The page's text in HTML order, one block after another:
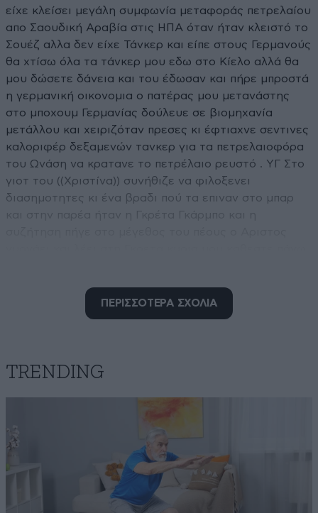
είχε κλείσει μεγάλη συμφωνία μεταφοράς πετρελαίου
απο Σαουδική Αραβία στις ΗΠΑ όταν ήταν κλειστό το
Σουέζ αλλα δεν είχε Τάνκερ και είπε στους Γερμανούς
θα χτίσω όλα τα τάνκερ μου εδω στο Κίελο αλλά θα
μου δώσετε δάνεια και του έδωσαν και πήρε μπροστά
η γερμανική οικονομια ο πατέρας μου μετανάστης
στο μποχουμ Γερμανίας δούλευε σε βιομηχανία
μετάλλου και χειριζόταν πρεσες κι έφτιαχνε σεντινες
καλοριφέρ δεξαμενών τανκερ για τα πετρελαιοφόρα
του Ωνάση να κρατανε το πετρέλαιο ρευστό . ΥΓ Στο
γιοτ του ((Χριστίνα)) συνήθιζε να φιλοξενει
διασημοτητες κι ένα βραδι πού τα επιναν στο μπαρ
ηταν από πεος αρσενικής φαλαινας απο την εποχή
που ο Αριστος ήταν φαλαινοθηρας
ΠΕΡΙΣΣΟΤΕΡΑ ΣΧΟΛΙΑ
TRENDING